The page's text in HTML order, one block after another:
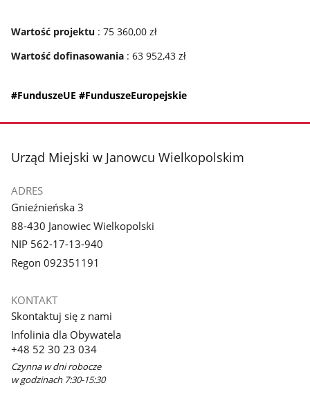
Wartość projektu: 75 360,00 zł
Wartość dofinasowania: 63 952,43 zł
#FunduszeUE #FunduszeEuropejskie
stopka
Urząd Miejski w Janowcu Wielkopolskim
ADRES
Gnieźnieńska 3
88-430 Janowiec Wielkopolski
NIP 562-17-13-940
Regon 092351191
KONTAKT
Skontaktuj się z nami
Infolinia dla Obywatela
+48 52 30 23 034
Czynna w dni robocze
w godzinach 7:30-15:30